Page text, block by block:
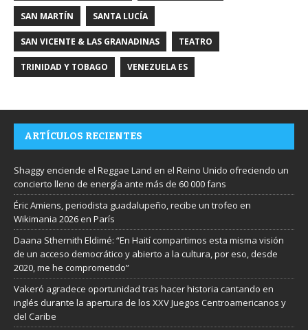
SAN MARTÍN SANTA LUCÍA
SAN VICENTE & LAS GRANADINAS TEATRO
TRINIDAD Y TOBAGO VENEZUELA ES
ARTÍCULOS RECIENTES
Shaggy enciende el Reggae Land en el Reino Unido ofreciendo un
concierto lleno de energía ante más de 60 000 fans
Éric Amiens, periodista guadalupeño, recibe un trofeo en
Wikimania 2026 en París
Daana Sthernith Eldimé: “En Haití compartimos esta misma visión
de un acceso democrático y abierto a la cultura, por eso, desde
2020, me he comprometido”
Vakeró agradece oportunidad tras hacer historia cantando en
inglés durante la apertura de los XXV Juegos Centroamericanos y
del Caribe